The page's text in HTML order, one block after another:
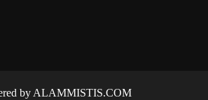
by ALAMMISTIS.COM